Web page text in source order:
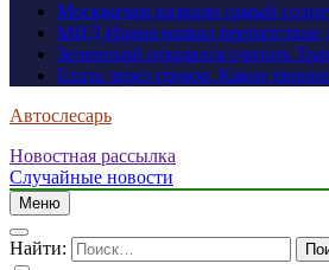
Москвичам назвали самый
МИД Ирана назвал
Зеленский отказался считать
Ехать через греков: Какие
Автослесарь
Новостная рассылка
Случайные новости
Меню
Найти: